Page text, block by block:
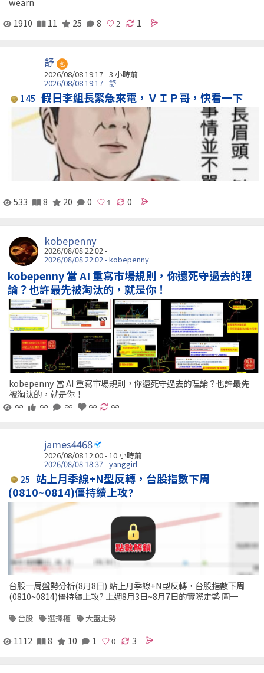
1910
11 25 8 1
舒 包
2026/08/08 19:17 -3 小時前
2026/08/08 19:17 - 舒
145 假日李組長緊急來電，ＶＩＰ哥，快看一下
533 8 20 0 0
kobepenny
2026/08/08 22:02 -
2026/08/08 22:02 - kobepenny
kobepenny 當 AI 重寫市場規則，你還死守過去的理
論？也許最先被淘汰的，就是你！
kobepenny 當 AI 重寫市場規則，你還死守過去的理論？也許最先
被淘汰的，就是你！
∞
∞ ∞ ∞ ∞
james4468
2026/08/08 12:00 - 10 小時前
2026/08/08 18:37 - yanggirl
25 站上月季線+N型反轉，台股指數下周
(0810~0814)僵持續上攻?
台股一周盤勢分析(8月8日) 站上月季線+N型反轉，台股指數下周
(0810~0814)僵持續上攻? 上週8月3日~8月7日的實際走勢 圖一
台股 選擇權 大盤走勢
1112 8 10 1 3